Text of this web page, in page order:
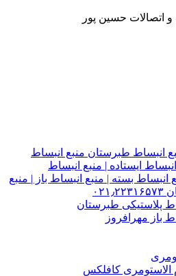
و اتصالات حسین پور
انبساط طبرستان منبع انبساط
ایستاده | منبع انبساط
انبساط بسته | منبع انبساط باز | منبع
پلاستیکی طبرستان
باز مهرافروز
الاستومری کافلکس